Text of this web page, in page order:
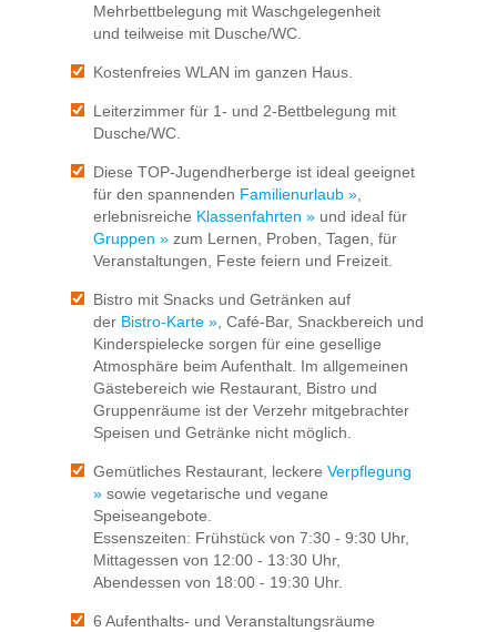
Mehrbettbelegung mit Waschgelegenheit
und teilweise mit Dusche/WC.
Kostenfreies WLAN im ganzen Haus.
Leiterzimmer für 1- und 2-Bettbelegung mit
Dusche/WC.
Diese TOP-Jugendherberge ist ideal geeignet
für den spannenden Familienurlaub »,
erlebnisreiche Klassenfahrten » und ideal für
Gruppen » zum Lernen, Proben, Tagen, für
Veranstaltungen, Feste feiern und Freizeit.
Bistro mit Snacks und Getränken auf
der Bistro-Karte », Café-Bar, Snackbereich und
Kinderspielecke sorgen für eine gesellige
Atmosphäre beim Aufenthalt. Im allgemeinen
Gästebereich wie Restaurant, Bistro und
Gruppenräume ist der Verzehr mitgebrachter
Speisen und Getränke nicht möglich.
Gemütliches Restaurant, leckere Verpflegung
» sowie vegetarische und vegane
Speiseangebote.
Essenszeiten: Frühstück von 7:30 - 9:30 Uhr,
Mittagessen von 12:00 - 13:30 Uhr,
Abendessen von 18:00 - 19:30 Uhr.
6 Aufenthalts- und Veranstaltungsräume